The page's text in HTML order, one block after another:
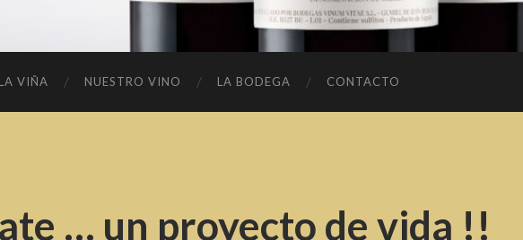
LA VIÑA NUESTRO VINO LA BODEGA CONTACTO
… un proyecto de vida !!